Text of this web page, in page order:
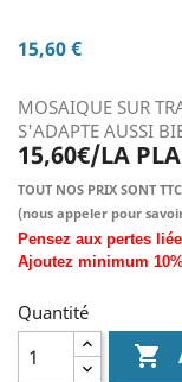
15,60 €
MOSAIQUE SUR
S'ADAPTE AUSSI
15,60€/LA
TOUT NOS PRIX SONT TTC
(nous appeler pour
Pensez aux pertes
Ajoutez minimum
Quantité
